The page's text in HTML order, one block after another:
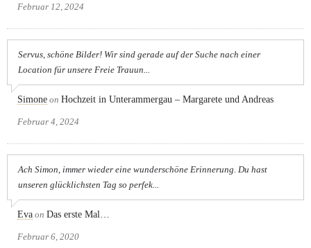
Februar 12, 2024
Servus, schöne Bilder! Wir sind gerade auf der Suche nach einer
Location für unsere Freie Trauun...
Simone on Hochzeit in Unterammergau – Margarete und Andreas
Februar 4, 2024
Ach Simon, immer wieder eine wunderschöne Erinnerung. Du hast
unseren glücklichsten Tag so perfek...
Eva on Das erste Mal…
Februar 6, 2020